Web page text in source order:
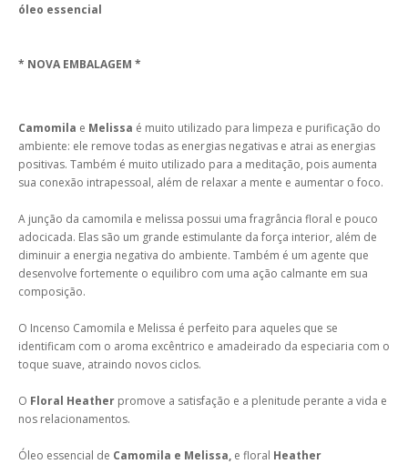
óleo essencial
* NOVA EMBALAGEM *
Camomila e Melissa é muito utilizado para limpeza e purificação do
ambiente: ele remove todas as energias negativas e atrai as energias
positivas. Também é muito utilizado para a meditação, pois aumenta
sua conexão intrapessoal, além de relaxar a mente e aumentar o foco.
A junção da camomila e melissa possui uma fragrância floral e pouco
adocicada. Elas são um grande estimulante da força interior, além de
diminuir a energia negativa do ambiente. Também é um agente que
desenvolve fortemente o equilibro com uma ação calmante em sua
composição.
O Incenso Camomila e Melissa é perfeito para aqueles que se
identificam com o aroma excêntrico e amadeirado da especiaria com o
toque suave, atraindo novos ciclos.
O Floral Heather promove a satisfação e a plenitude perante a vida e
nos relacionamentos.
Óleo essencial de Camomila e Melissa, e floral Heather